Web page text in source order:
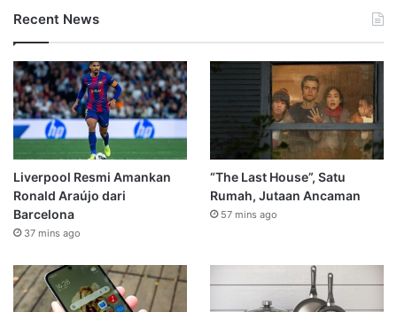
Recent News
Liverpool Resmi Amankan
Ronald Araújo dari
Barcelona
37 mins ago
“The Last House”, Satu
Rumah, Jutaan Ancaman
57 mins ago